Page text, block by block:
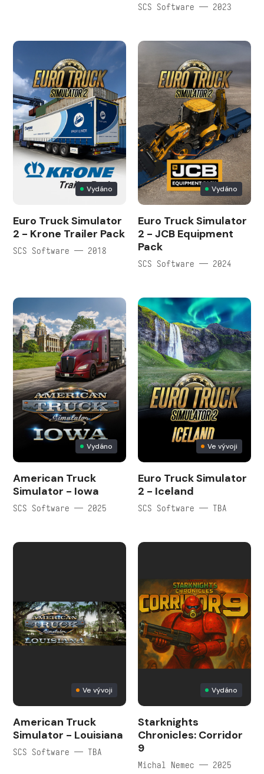
SCS Software — 2023
Vydáno
Euro Truck Simulator
2 - Krone Trailer Pack
SCS Software — 2018
Vydáno
Euro Truck Simulator
2 - JCB Equipment
Pack
SCS Software — 2024
Vydáno
American Truck
Simulator - Iowa
SCS Software — 2025
Ve vývoji
Euro Truck Simulator
2 - Iceland
SCS Software — TBA
Ve vývoji
American Truck
Simulator - Louisiana
SCS Software — TBA
Vydáno
Starknights
Chronicles: Corridor
9
Michal Nemec — 2025